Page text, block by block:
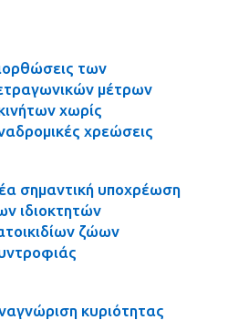
των
μέτρων
χωρίς
χρεώσεις
σημαντική υποχρέωση
ιδιοκτητών
ζώων
κυριότητας